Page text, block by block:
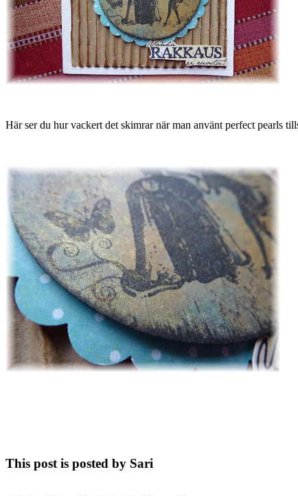
Här ser du hur vackert det skimrar när man använt perfect pearls
This post is posted by Sari